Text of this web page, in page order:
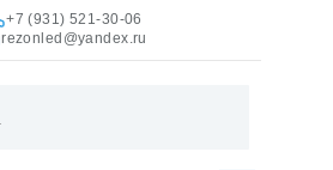
+7 (931) 521-30-06
rezonled@yandex.ru